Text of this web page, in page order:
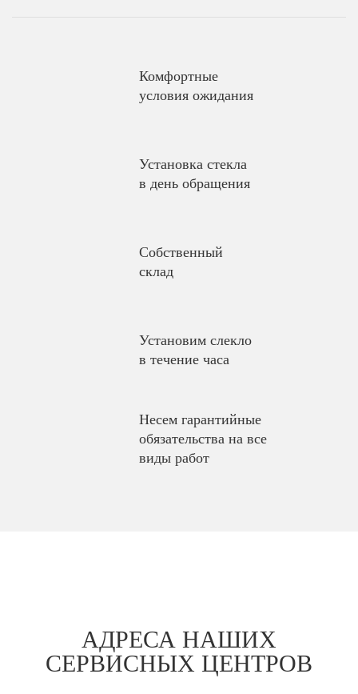
Комфортные
условия ожидания
Установка стекла
в день обращения
Собственный
склад
Установим слекло
в течение часа
Несем гарантийные
обязательства на все
виды работ
АДРЕСА НАШИХ
СЕРВИСНЫХ ЦЕНТРОВ